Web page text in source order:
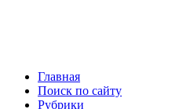
Главная
Поиск по сайту
Рубрики